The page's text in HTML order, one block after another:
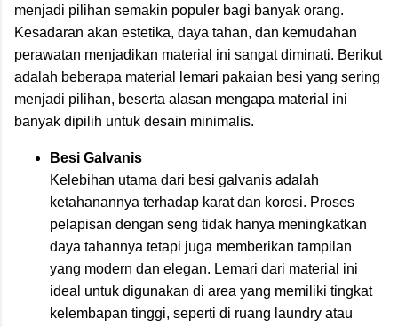
menjadi pilihan semakin populer bagi banyak orang.
Kesadaran akan estetika, daya tahan, dan kemudahan
perawatan menjadikan material ini sangat diminati. Berikut
adalah beberapa material lemari pakaian besi yang sering
menjadi pilihan, beserta alasan mengapa material ini
banyak dipilih untuk desain minimalis.
Besi Galvanis
Kelebihan utama dari besi galvanis adalah
ketahanannya terhadap karat dan korosi. Proses
pelapisan dengan seng tidak hanya meningkatkan
daya tahannya tetapi juga memberikan tampilan
yang modern dan elegan. Lemari dari material ini
ideal untuk digunakan di area yang memiliki tingkat
kelembapan tinggi, seperti di ruang laundry atau